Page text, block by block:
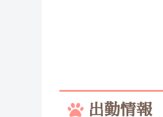
出勤情報